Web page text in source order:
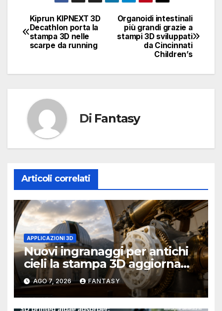
Navigazione
articoli
Organoidi intestinali
più grandi grazie a
stampi 3D sviluppati
da Cincinnati
Children’s
Kiprun KIPNEXT 3D
Decathlon porta la
stampa 3D nelle
scarpe da running
Di Fantasy
Articoli correlati
APPLICAZIONI 3D
Nuovi ingranaggi per antichi
cieli la stampa 3D aggiorna
un osservatorio del 1930 della
University of Arkansas at
Little Rock
AGO 7, 2026 FANTASY